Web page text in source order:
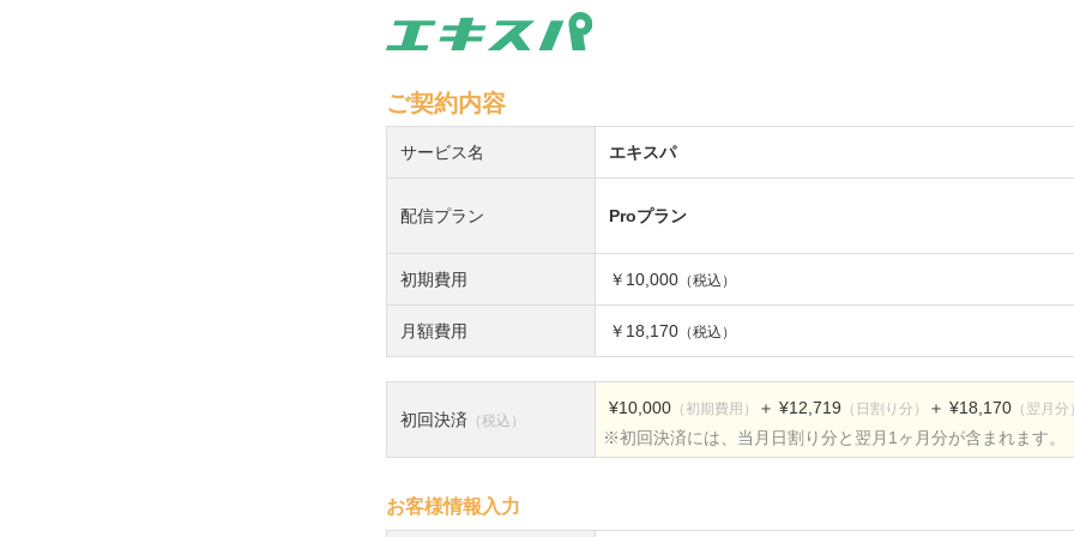
ご契約内容
サービス名 エキスパ
配信プラン Proプラン
初期費用 ￥10,000 （税込）
月額費用 ￥18,170 （税込）
初回決済 （税込）
¥10,000 （初期費用） ＋ ¥12,719 （日割り分） ＋ ¥18,170 （翌月分
※初回決済には、当月日割り分と翌月1ヶ月分が含まれます。
お客様情報入力